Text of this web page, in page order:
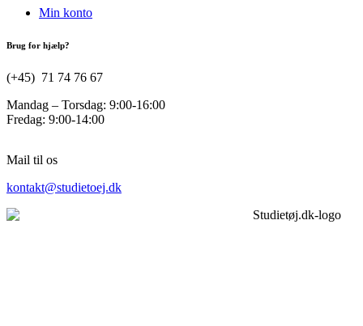
Min konto
Brug for hjælp?
(+45) 71 74 76 67
Mandag – Torsdag: 9:00-16:00
Fredag: 9:00-14:00
Mail til os
kontakt@studietoej.dk